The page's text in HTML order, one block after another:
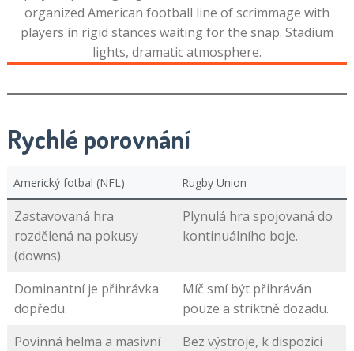
Rychlé porovnání
Americký fotbal (NFL) Rugby Union
Zastavovaná hra
rozdělená na pokusy
(downs).
Plynulá hra spojovaná do
kontinuálního boje.
Dominantní je přihrávka
dopředu.
Míč smí být přihráván
pouze a striktně dozadu.
Povinná helma a masivní
Bez výstroje, k dispozici